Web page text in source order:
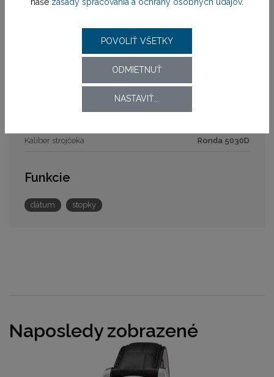
Zapínanie remienka štandardná pracka
Kaliber strojčeka Ronda 5030D
Funkcie
dátum stopky
Naposledy zobrazené
naše zásady spracovania a ochrany osobných údajov.
POVOLIŤ VŠETKY
ODMIETNUŤ
NASTAVIŤ...